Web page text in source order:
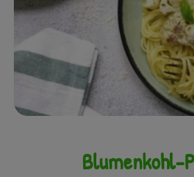
Frisches
Angebote
Haltbares
Getränke
Blumenkohl-